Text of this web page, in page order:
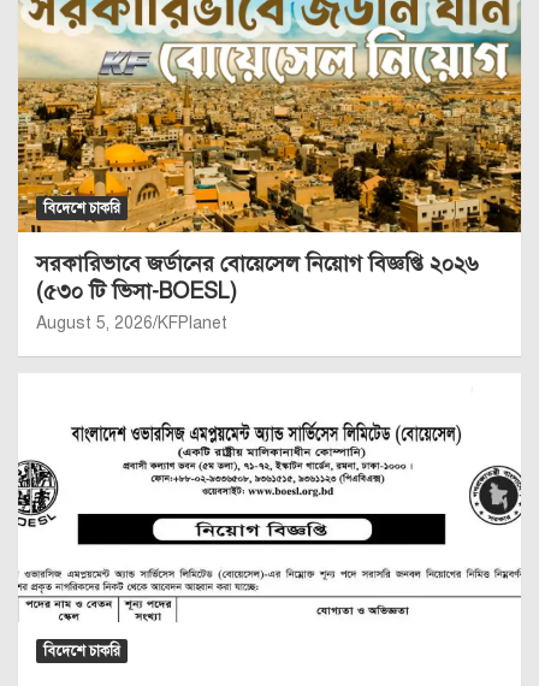
বিদেশে চাকরি
সরকারিভাবে জর্ডানের বোয়েসেল নিয়োগ বিজ্ঞপ্তি ২০২৬
(৫৩০ টি ভিসা-BOESL)
August 5, 2026 KFPlanet
বিদেশে চাকরি